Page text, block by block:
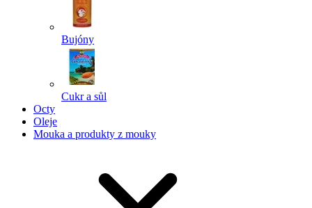
Bujóny
Cukr a sůl
Octy
Oleje
Mouka a produkty z mouky